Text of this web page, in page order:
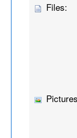
Files: